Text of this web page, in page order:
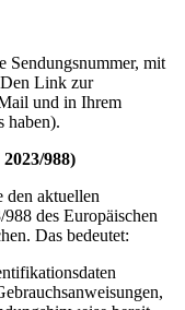
Sendungsnummer, mit
Link zur
und in Ihrem
haben).
988)
den aktuellen
des Europäischen
Das bedeutet: